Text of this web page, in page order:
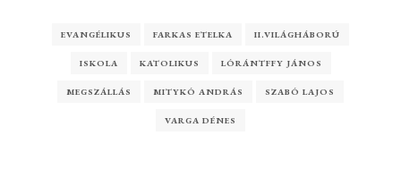
EVANGÉLIKUS FARKAS ETELKA II.VILÁGHÁBORÚ
ISKOLA KATOLIKUS LÓRÁNTFFY JÁNOS
MEGSZÁLLÁS MITYKÓ ANDRÁS SZABÓ LAJOS
VARGA DÉNES